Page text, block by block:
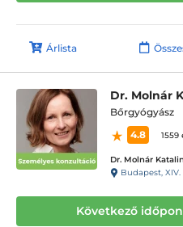
Árlista
Dr. Molnár
Bőrgyógyász
4.8
1559
Dr. Molnár
Budapest, XIV. kerület, Bosnyák u.
Következő